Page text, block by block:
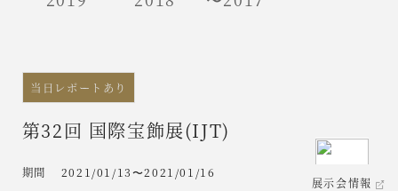
第32回 国際宝飾展(IJT)
当日レポートあり
期間
2021/01/13〜2021/01/16
展示会情報